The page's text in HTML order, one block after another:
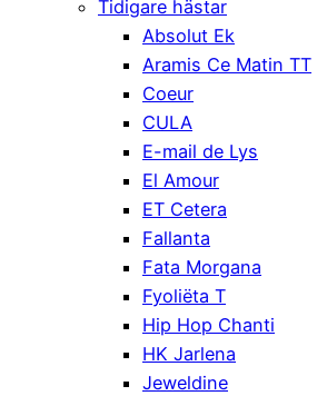
Tidigare hästar
Absolut Ek
Aramis Ce Matin TT
Coeur
CULA
E-mail de Lys
El Amour
ET Cetera
Fallanta
Fata Morgana
Fyoliëta T
Hip Hop Chanti
HK Jarlena
Jeweldine